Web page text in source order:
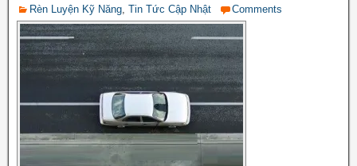
Rèn Luyện Kỹ Năng Tin Tức Cập Nhật Comments